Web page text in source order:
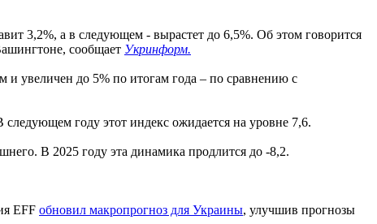
3,2%, а в следующем - вырастет до 6,5%. Об этом говорится
сообщает Укринформ.
увеличен до 5% по итогам года – по сравнению с
году этот индекс ожидается на уровне 7,6.
В 2025 году эта динамика продлится до -8,2.
EFF обновил макропрогноз для Украины, улучшив прогнозы